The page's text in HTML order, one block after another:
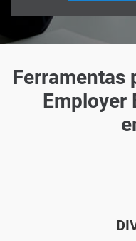
Ferramentas
Employer